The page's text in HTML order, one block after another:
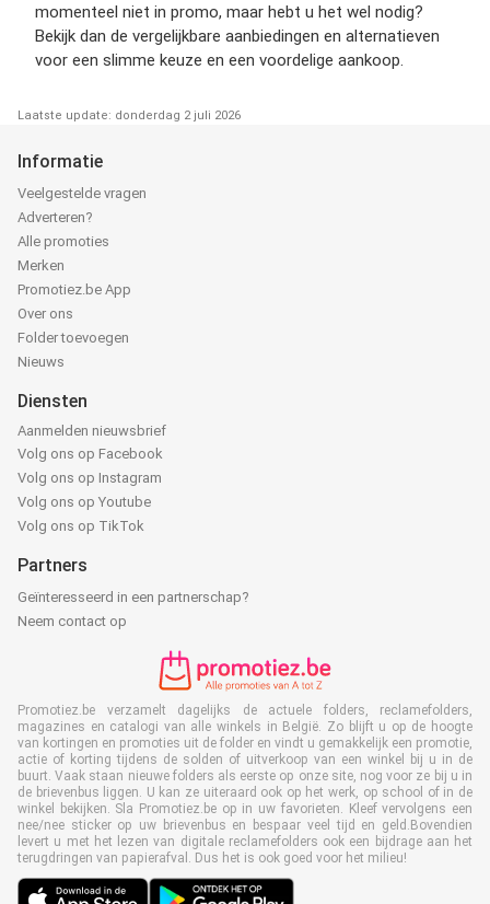
momenteel niet in promo, maar hebt u het wel nodig?
Bekijk dan de vergelijkbare aanbiedingen en alternatieven
voor een slimme keuze en een voordelige aankoop.
Laatste update: donderdag 2 juli 2026
Informatie
Veelgestelde vragen
Adverteren?
Alle promoties
Merken
Promotiez.be App
Over ons
Folder toevoegen
Nieuws
Diensten
Aanmelden nieuwsbrief
Volg ons op Facebook
Volg ons op Instagram
Volg ons op Youtube
Volg ons op TikTok
Partners
Geïnteresseerd in een partnerschap?
Neem contact op
Promotiez.be verzamelt dagelijks de actuele folders, reclamefolders,
magazines en catalogi van alle winkels in België. Zo blijft u op de hoogte
van kortingen en promoties uit de folder en vindt u gemakkelijk een promotie,
actie of korting tijdens de solden of uitverkoop van een winkel bij u in de
buurt. Vaak staan nieuwe folders als eerste op onze site, nog voor ze bij u in
de brievenbus liggen. U kan ze uiteraard ook op het werk, op school of in de
winkel bekijken. Sla Promotiez.be op in uw favorieten. Kleef vervolgens een
nee/nee sticker op uw brievenbus en bespaar veel tijd en geld.Bovendien
levert u met het lezen van digitale reclamefolders ook een bijdrage aan het
terugdringen van papierafval. Dus het is ook goed voor het milieu!